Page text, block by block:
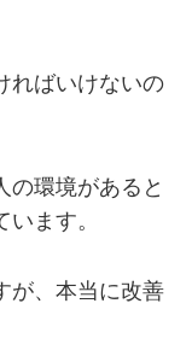
ればいけないの
の環境があると
ます。
が、本当に改善